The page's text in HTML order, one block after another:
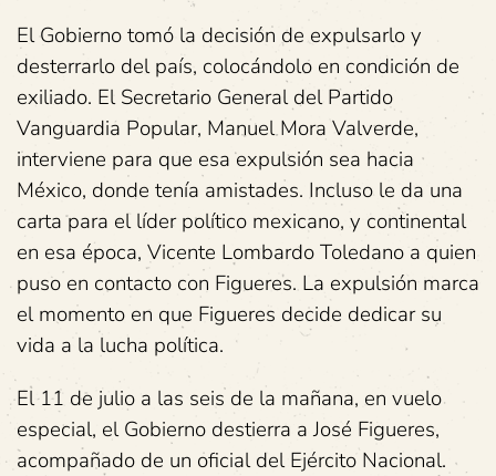
El Gobierno tomó la decisión de expulsarlo y
desterrarlo del país, colocándolo en condición de
exiliado. El Secretario General del Partido
Vanguardia Popular, Manuel Mora Valverde,
interviene para que esa expulsión sea hacia
México, donde tenía amistades. Incluso le da una
carta para el líder político mexicano, y continental
en esa época, Vicente Lombardo Toledano a quien
puso en contacto con Figueres. La expulsión marca
el momento en que Figueres decide dedicar su
vida a la lucha política.
El 11 de julio a las seis de la mañana, en vuelo
especial, el Gobierno destierra a José Figueres,
acompañado de un oficial del Ejército Nacional.